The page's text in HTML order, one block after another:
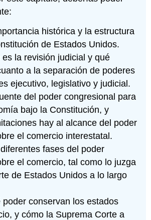
histórica y la estructura
de Estados Unidos.
la revisión judicial y qué
a la separación de poderes
ejecutivo, legislativo y judicial.
del poder congresional para
bajo la Constitución, y
hay al alcance del poder
el comercio interestatal.
fases del poder
el comercio, tal como lo juzga
de Estados Unidos a lo largo
poder conservan los estados
y cómo la Suprema Corte a